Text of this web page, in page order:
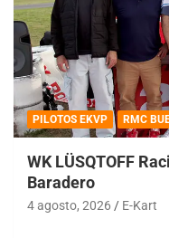
PILOTOS EKVP RMC
WK LÜSQTOFF
Baradero
4 agosto, 2026 E-Kart